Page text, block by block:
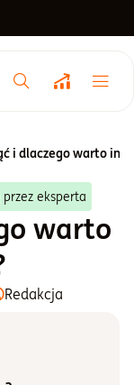
i dlaczego warto
eksperta
warto
Redakcja